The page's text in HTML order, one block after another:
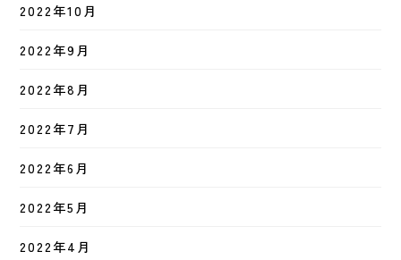
2022年10月
2022年9月
2022年8月
2022年7月
2022年6月
2022年5月
2022年4月